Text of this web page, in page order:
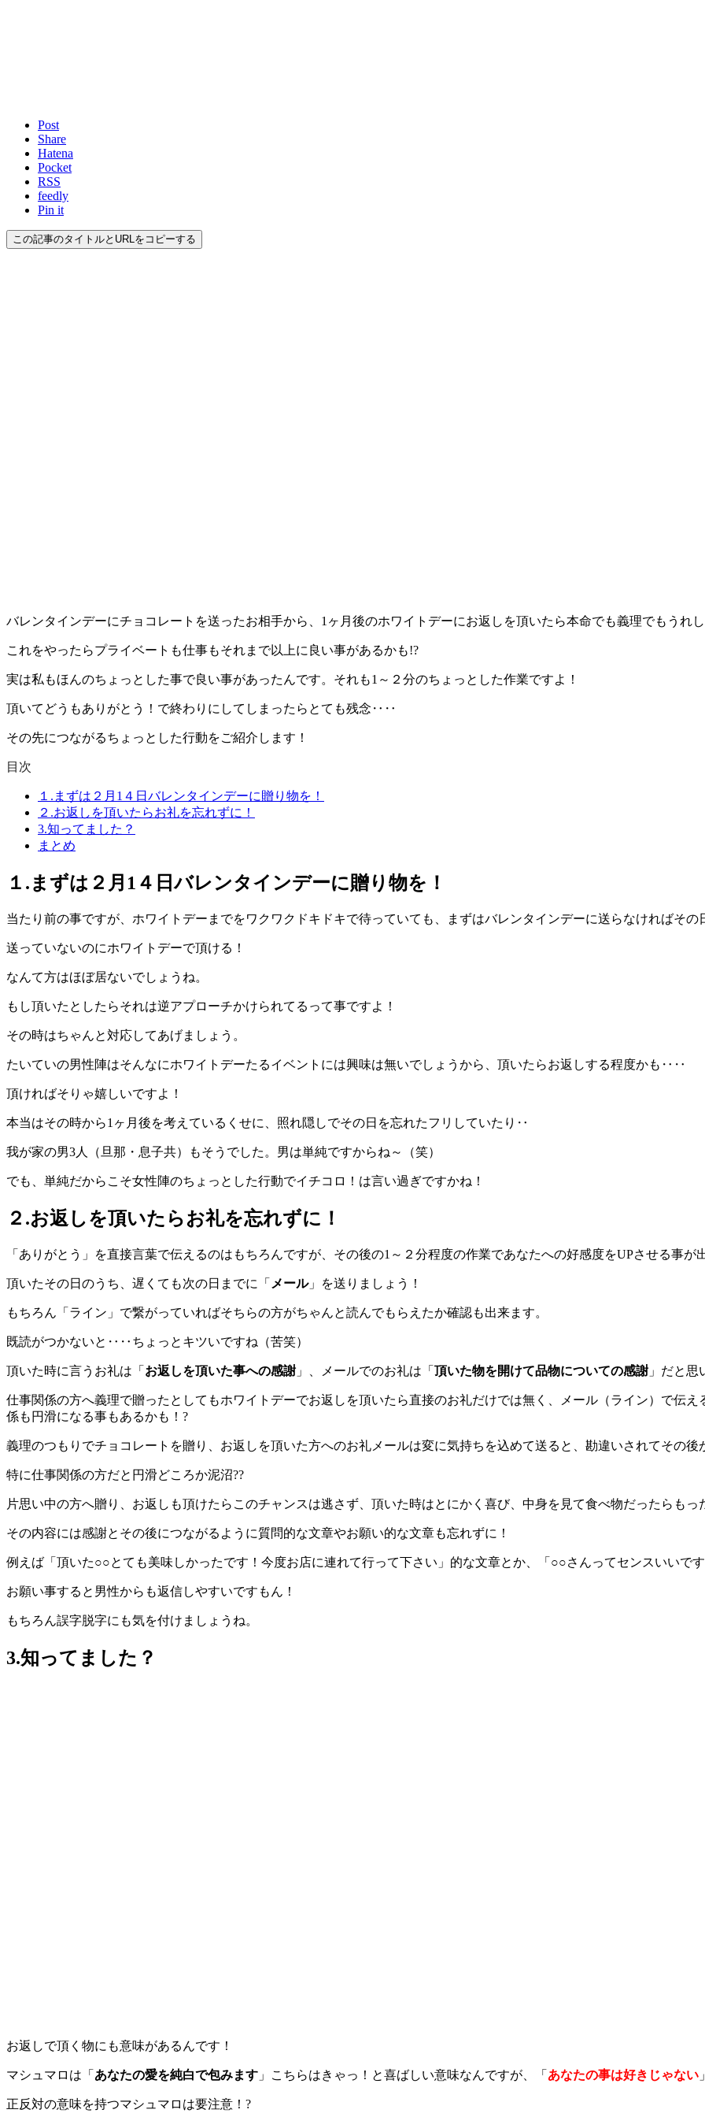
Post
Share
Hatena
Pocket
RSS
feedly
Pin it
この記事のタイトルとURLをコピーする
バレンタインデーにチョコレートを送ったお相手から、1ヶ月後のホワイトデーにお返しを頂いたら本命でも義理でもうれし
これをやったらプライベートも仕事もそれまで以上に良い事があるかも!?
実は私もほんのちょっとした事で良い事があったんです。それも1～２分のちょっとした作業ですよ！
頂いてどうもありがとう！で終わりにしてしまったらとても残念‥‥
その先につながるちょっとした行動をご紹介します！
目次
１.まずは２月1４日バレンタインデーに贈り物を！
２.お返しを頂いたらお礼を忘れずに！
3.知ってました？
まとめ
１.まずは２月1４日バレンタインデーに贈り物を！
当たり前の事ですが、ホワイトデーまでをワクワクドキドキで待っていても、 まずはバレンタインデーに送らなければその
送っていないのにホワイトデーで頂ける！
なんて方はほぼ居ないでしょうね。
もし頂いたとしたらそれは逆アプローチかけられてるって事ですよ！
その時はちゃんと対応してあげましょう。
たいていの男性陣はそんなにホワイトデーたるイベントには興味は無いでしょうから、頂いたらお返しする程度かも‥‥
頂ければそりゃ嬉しいですよ！
本当はその時から1ヶ月後を考えているくせに、照れ隠しでその日を忘れたフリしていたり‥
我が家の男3人（旦那・息子共）もそうでした。男は単純ですからね～（笑）
でも、単純だからこそ女性陣のちょっとした行動でイチコロ！は言い過ぎですかね！
２.お返しを頂いたらお礼を忘れずに！
「ありがとう」を直接言葉で伝えるのはもちろんですが、その後の1～２分程度の作業であなたへの好感度をUPさせる事が
頂いたその日のうち、遅くても次の日までに「 メール」を送りましょう！
もちろん「ライン」で繋がっていればそちらの方がちゃんと読んでもらえたか確認も出来ます。
既読がつかないと‥‥ちょっとキツいですね（苦笑）
頂いた時に言うお礼は「 お返しを頂いた事への感謝」、メールでのお礼は「 頂いた物を開けて品物についての感謝」だと思
仕事関係の方へ義理で贈ったとしてもホワイトデーでお返しを頂いたら直接のお礼だけでは無く、メール（ライン）で伝
係も円滑になる事もあるかも！?
義理のつもりでチョコレートを贈り、お返しを頂いた方へのお礼メールは変に気持ちを込めて送ると、勘違いされてその後
特に仕事関係の方だと円滑どころか泥沼??
片思い中の方へ贈り、お返しも頂けたらこのチャンスは逃さず、頂いた時はとにかく喜び、中身を見て食べ物だったらもっ
その内容には感謝とその後につながるように質問的な文章やお願い的な文章も忘れずに！
例えば「頂いた○○とても美味しかったです！今度お店に連れて行って下さい」的な文章とか、「○○さんってセンスいいで
お願い事すると男性からも返信しやすいですもん！
もちろん誤字脱字にも気を付けましょうね。
3.知ってました？
お返しで頂く物にも意味があるんです！
マシュマロは「 あなたの愛を純白で包みます 」こちらはきゃっ！と喜ばしい意味なんですが、「 あなたの事は好きじゃない
正反対の意味を持つマシュマロは要注意！?